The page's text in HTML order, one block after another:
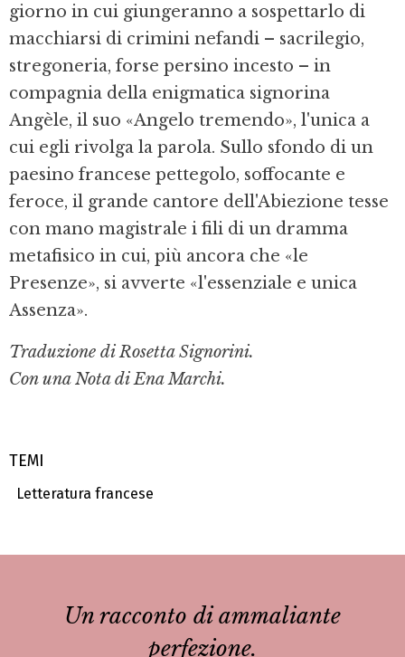
TEMI
Letteratura francese
giorno in cui giungeranno a sospettarlo di
macchiarsi di crimini nefandi – sacrilegio,
stregoneria, forse persino incesto – in
compagnia della enigmatica signorina
Angèle, il suo «Angelo tremendo», l'unica a
cui egli rivolga la parola. Sullo sfondo di un
paesino francese pettegolo, soffocante e
feroce, il grande cantore dell'Abiezione tesse
con mano magistrale i fili di un dramma
metafisico in cui, più ancora che «le
Presenze», si avverte «l'essenziale e unica
Assenza».
Traduzione di Rosetta Signorini.
Con una Nota di Ena Marchi.
Un racconto di ammaliante
perfezione.